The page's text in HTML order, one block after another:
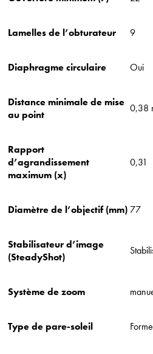
Lamelles de l’obturateur 9
Diaphragme circulaire Oui
Distance minimale de mise
au point
0,38
Rapport
d’agrandissement
maximum (x)
0,31
Diamètre de l’objectif (mm) 77
Stabilisateur d’image
(SteadyShot)
Système de zoom
Type de pare-soleil